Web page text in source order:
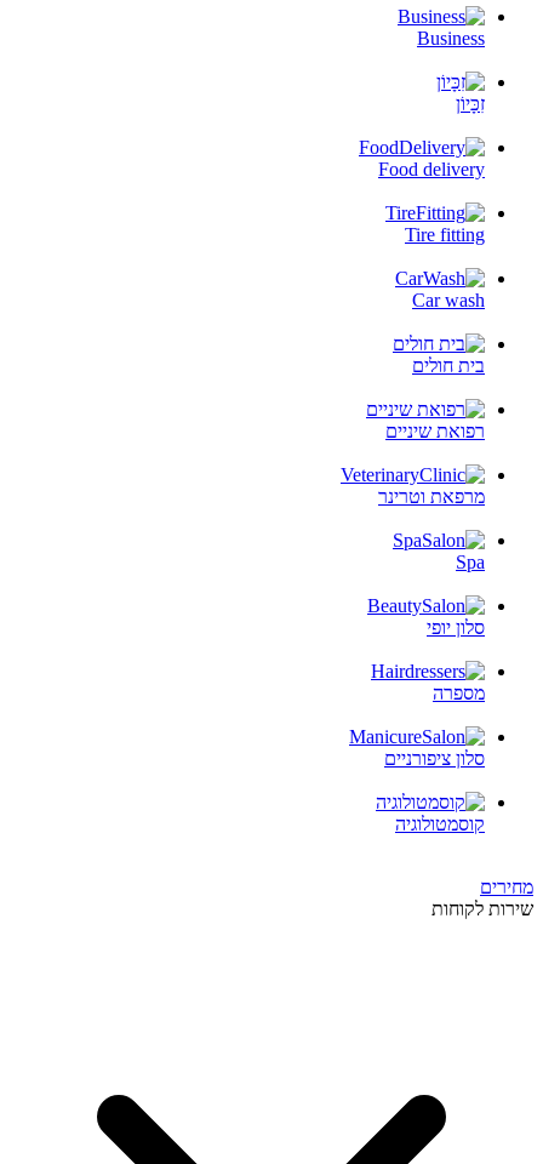
Business
זִכָּיוֹן
Food delivery
Tire fitting
Car wash
בית חולים
רפואת שיניים
מרפאת וטרינר
Spa
סלון יופי
מספרה
סלון ציפורניים
קוסמטולוגיה
מחירים
שירות לקוחות